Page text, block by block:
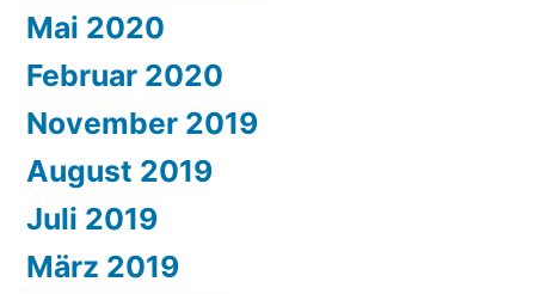
Mai 2020
Februar 2020
November 2019
August 2019
Juli 2019
März 2019